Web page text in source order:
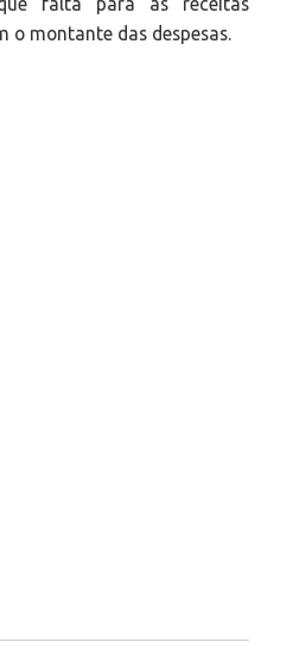
o montante das despesas.